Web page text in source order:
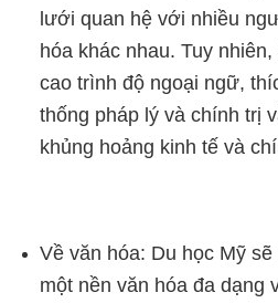
lưới quan hệ với nhiều
hóa khác nhau. Tuy
cao trình độ ngoại ngữ,
thống pháp lý và chính trị
khủng hoảng kinh tế và
Về văn hóa: Du học Mỹ
một nền văn hóa đa dạng